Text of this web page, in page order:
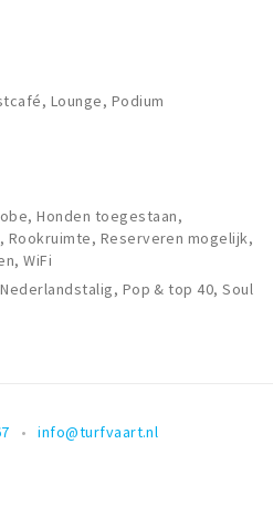
Lounge, Podium
Honden toegestaan,
Reserveren mogelijk,
WiFi
Pop & top 40, Soul
info@turfvaart.nl